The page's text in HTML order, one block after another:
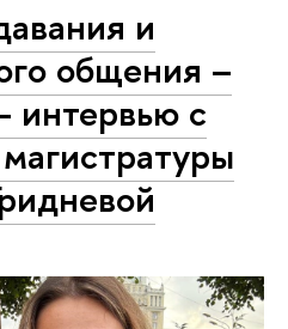
и
общения –
интервью с